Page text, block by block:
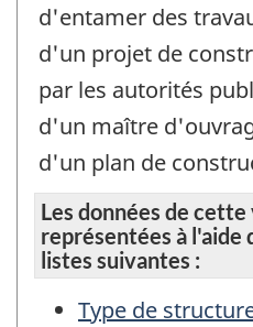
d'entamer des
d'un projet de
par les autorités
d'un maître
d'un plan de
Les données de
représentées à l'aide
listes suivantes :
Type de